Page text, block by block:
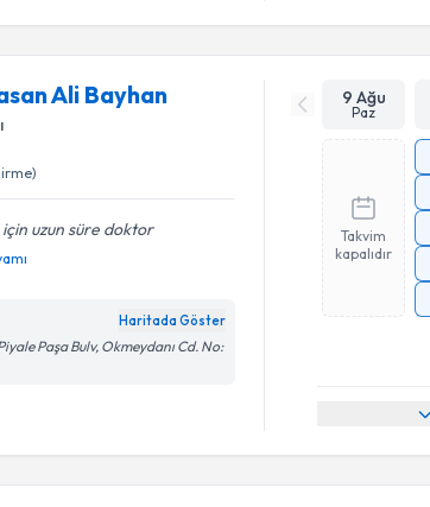
Ali Bayhan
uzun süre doktor
Haritada Göster
Paşa Bulv, Okmeydanı Cd. No:
9 Ağu
Paz
Takvim
kapalıdır